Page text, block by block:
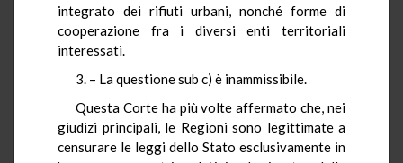
integrato dei rifiuti urbani, nonché forme di
cooperazione fra i diversi enti territoriali
interessati.
3. – La questione sub c) è inammissibile.
Questa Corte ha più volte affermato che, nei
giudizi principali, le Regioni sono legittimate a
censurare le leggi dello Stato esclusivamente in